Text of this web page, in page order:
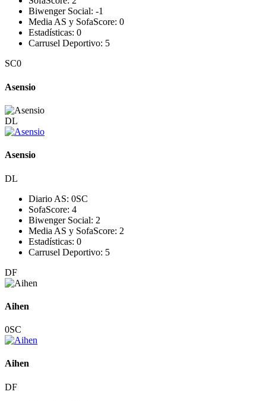
Biwenger Social: -1
Media AS y SofaScore: 0
Estadísticas: 0
Carrusel Deportivo: 5
SC0
Asensio
DL
Asensio
DL
Diario AS: 0SC
SofaScore: 4
Biwenger Social: 2
Media AS y SofaScore: 2
Estadísticas: 0
Carrusel Deportivo: 5
DF
Aihen
0SC
Aihen
DF